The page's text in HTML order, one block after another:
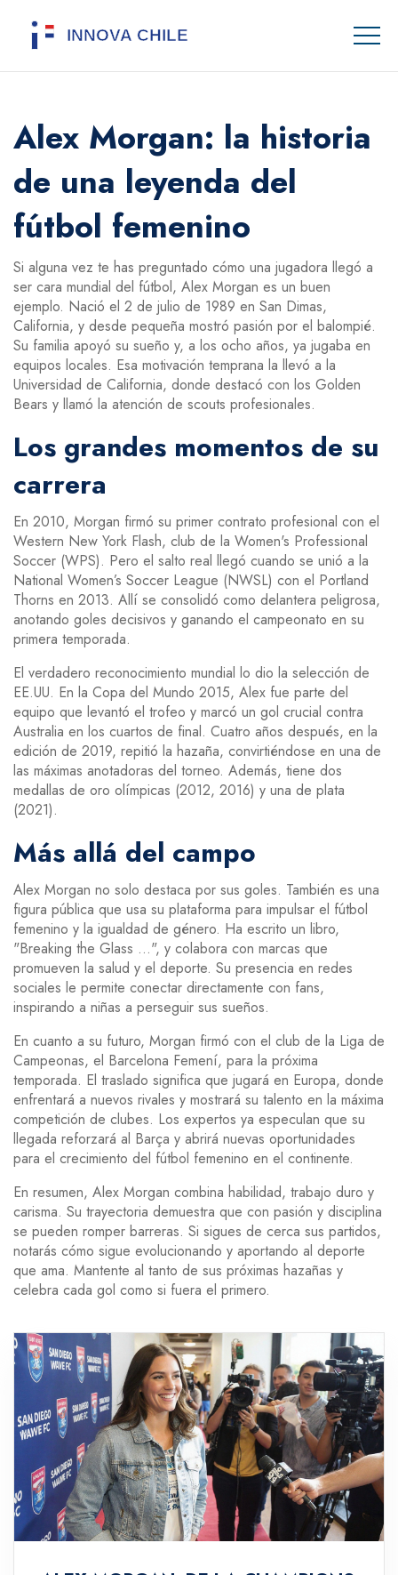
Alex Morgan: la historia
de una leyenda del
fútbol femenino
Si alguna vez te has preguntado cómo una jugadora llegó a
ser cara mundial del fútbol, Alex Morgan es un buen
ejemplo. Nació el 2 de julio de 1989 en San Dimas,
California, y desde pequeña mostró pasión por el balompié.
Su familia apoyó su sueño y, a los ocho años, ya jugaba en
equipos locales. Esa motivación temprana la llevó a la
Universidad de California, donde destacó con los Golden
Bears y llamó la atención de scouts profesionales.
Los grandes momentos de su
carrera
En 2010, Morgan firmó su primer contrato profesional con el
Western New York Flash, club de la Women's Professional
Soccer (WPS). Pero el salto real llegó cuando se unió a la
National Women’s Soccer League (NWSL) con el Portland
Thorns en 2013. Allí se consolidó como delantera peligrosa,
anotando goles decisivos y ganando el campeonato en su
primera temporada.
El verdadero reconocimiento mundial lo dio la selección de
EE.UU. En la Copa del Mundo 2015, Alex fue parte del
equipo que levantó el trofeo y marcó un gol crucial contra
Australia en los cuartos de final. Cuatro años después, en la
edición de 2019, repitió la hazaña, convirtiéndose en una de
las máximas anotadoras del torneo. Además, tiene dos
medallas de oro olímpicas (2012, 2016) y una de plata
(2021).
Más allá del campo
Alex Morgan no solo destaca por sus goles. También es una
figura pública que usa su plataforma para impulsar el fútbol
femenino y la igualdad de género. Ha escrito un libro,
"Breaking the Glass …", y colabora con marcas que
promueven la salud y el deporte. Su presencia en redes
sociales le permite conectar directamente con fans,
inspirando a niñas a perseguir sus sueños.
En cuanto a su futuro, Morgan firmó con el club de la Liga de
Campeonas, el Barcelona Femení, para la próxima
temporada. El traslado significa que jugará en Europa, donde
enfrentará a nuevos rivales y mostrará su talento en la máxima
competición de clubes. Los expertos ya especulan que su
llegada reforzará al Barça y abrirá nuevas oportunidades
para el crecimiento del fútbol femenino en el continente.
En resumen, Alex Morgan combina habilidad, trabajo duro y
carisma. Su trayectoria demuestra que con pasión y disciplina
se pueden romper barreras. Si sigues de cerca sus partidos,
notarás cómo sigue evolucionando y aportando al deporte
que ama. Mantente al tanto de sus próximas hazañas y
celebra cada gol como si fuera el primero.